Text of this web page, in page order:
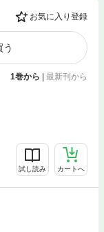
お気に入り登録
1巻から | 最新刊から
試し読み カートへ